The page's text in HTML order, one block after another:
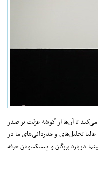
تا آن‌ها از گوشه عزلت بر صدر
تجلیل‌های و قدردانی‌های ما در
درباره بزرگان و پیشکسوتان حرفه